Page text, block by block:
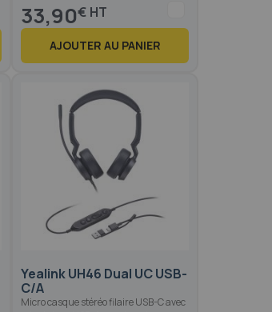
33,90€
AJOUTER AU PANIER
Yealink UH46 Dual UC USB-
C/A
Micro casque stéréo filaire USB-C avec